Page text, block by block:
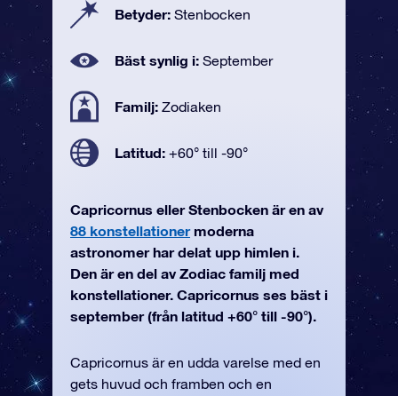
Betyder: Stenbocken
Bäst synlig i: September
Familj: Zodiaken
Latitud: +60° till -90°
Capricornus eller Stenbocken är en av
88 konstellationermoderna
astronomer har delat upp himlen i.
Den är en del av Zodiac familj med
konstellationer. Capricornus ses bäst i
september (från latitud +60° till -90°).
Capricornus är en udda varelse med en
gets huvud och framben och en